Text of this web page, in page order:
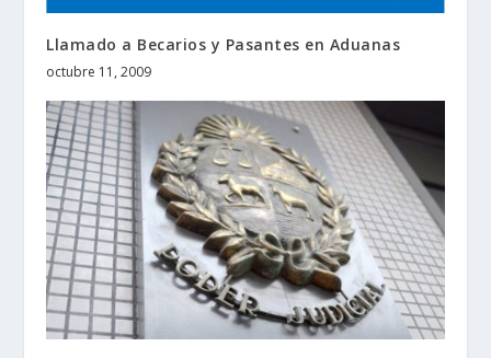
Llamado a Becarios y Pasantes en Aduanas
octubre 11, 2009